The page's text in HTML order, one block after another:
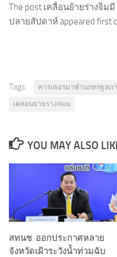
The post เคลื่อนย้ายร่างจิม
ปลายสัปดาห์ appeared first
Tags: คารเตอรมาพำนกทรฐสภา
เคลอนยายรางจมม
YOU MAY ALSO
สทนช. ออกประกาศหลาย
จังหวัดเฝ้าระวังน้ำท่วมฉับ